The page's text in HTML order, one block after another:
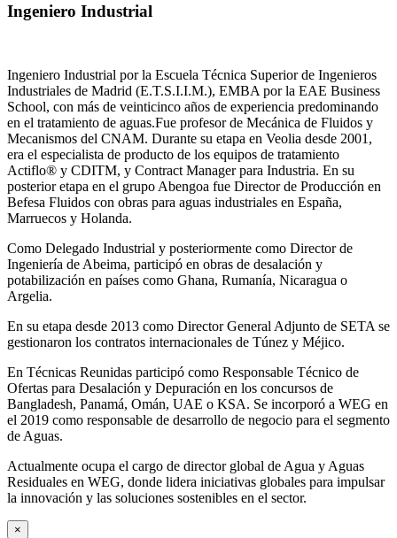
Ingeniero Industrial
Ingeniero Industrial por la Escuela Técnica Superior de Ingenieros
Industriales de Madrid (E.T.S.I.I.M.), EMBA por la EAE Business
School, con más de veinticinco años de experiencia predominando
en el tratamiento de aguas.Fue profesor de Mecánica de Fluidos y
Mecanismos del CNAM. Durante su etapa en Veolia desde 2001,
era el especialista de producto de los equipos de tratamiento
Actiflo® y CDITM, y Contract Manager para Industria. En su
posterior etapa en el grupo Abengoa fue Director de Producción en
Befesa Fluidos con obras para aguas industriales en España,
Marruecos y Holanda.
Como Delegado Industrial y posteriormente como Director de
Ingeniería de Abeima, participó en obras de desalación y
potabilización en países como Ghana, Rumanía, Nicaragua o
Argelia.
En su etapa desde 2013 como Director General Adjunto de SETA se
gestionaron los contratos internacionales de Túnez y Méjico.
En Técnicas Reunidas participó como Responsable Técnico de
Ofertas para Desalación y Depuración en los concursos de
Bangladesh, Panamá, Omán, UAE o KSA. Se incorporó a WEG en
el 2019 como responsable de desarrollo de negocio para el segmento
de Aguas.
Actualmente ocupa el cargo de director global de Agua y Aguas
Residuales en WEG, donde lidera iniciativas globales para impulsar
la innovación y las soluciones sostenibles en el sector.
×